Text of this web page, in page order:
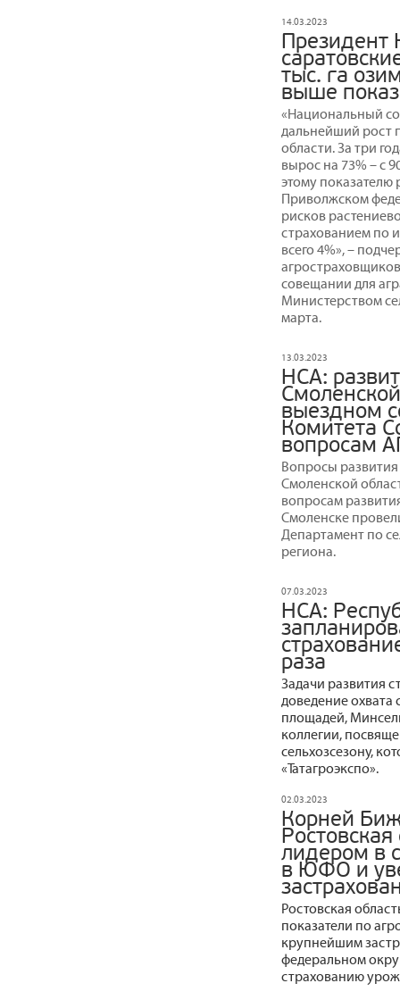
14.03.2023
тыс. га
выше
«Национальный
дальнейший рост
области. За три
вырос на 73% – с
этому показателю
Приволжском
рисков
страхованием по
всего 4%», –
совещании для
Министерством
марта.
13.03.2023
НСА:
выездном
Комитета
вопросам
Вопросы
Смоленской
вопросам
Смоленске
Департамент по
региона.
07.03.2023
НСА:
раза
Задачи развития
доведение охвата
площадей,
коллегии,
сельхозсезону,
«Татагроэкспо».
02.03.2023
Корней
лидером в
в ЮФО и
Ростовская
показатели по
крупнейшим
федеральном
страхованию